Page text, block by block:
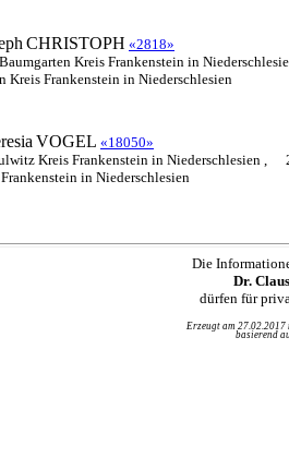
CHRISTOPH «2818»
Kreis Frankenstein in
Kreis Frankenstein in Niederschlesien
VOGEL «18050»
Kreis Frankenstein in Niederschlesien ,
in Niederschlesien
Die
Dr.
dürfen für
Erzeugt am
basierend